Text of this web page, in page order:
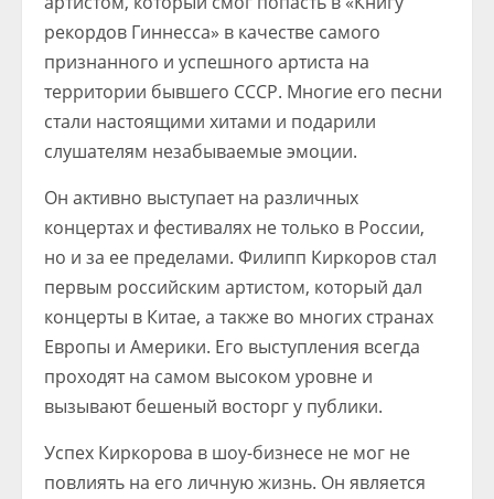
рекордов Гиннесса» в качестве самого
признанного и успешного артиста на
территории бывшего СССР. Многие его песни
стали настоящими хитами и подарили
слушателям незабываемые эмоции.
Он активно выступает на различных
концертах и фестивалях не только в России,
но и за ее пределами. Филипп Киркоров стал
первым российским артистом, который дал
концерты в Китае, а также во многих странах
Европы и Америки. Его выступления всегда
проходят на самом высоком уровне и
вызывают бешеный восторг у публики.
Успех Киркорова в шоу-бизнесе не мог не
повлиять на его личную жизнь. Он является